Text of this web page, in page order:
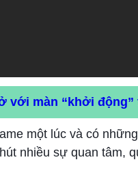
với màn “khởi
một lúc và có
nhiều sự quan tâm,